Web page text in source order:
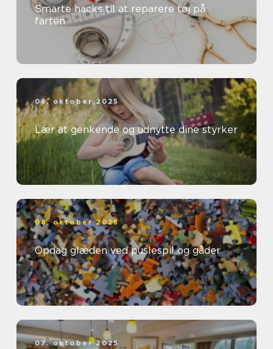
Smarte hacks til at reparere tøj på
farten
08. oktober 2025
Lær at genkende og udnytte dine styrker
08. oktober 2025
Opdag glæden ved puslespil og gåder
07. oktober 2025